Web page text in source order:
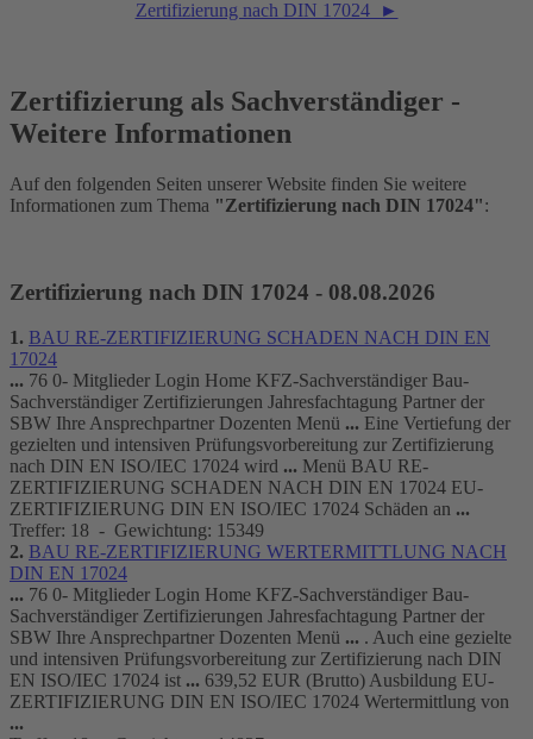
Zertifizierung nach DIN 17024 ►
Zertifizierung als Sachverständiger -
Weitere Informationen
Auf den folgenden Seiten unserer Website finden Sie weitere
Informationen zum Thema "Zertifizierung nach DIN 17024":
Zertifizierung nach DIN 17024 - 08.08.2026
1. BAU RE-ZERTIFIZIERUNG SCHADEN NACH DIN EN
17024
... 76 0- Mitglieder Login Home KFZ-Sachverständiger Bau-
Sachverständiger Zertifizierungen Jahresfachtagung Partner der
SBW Ihre Ansprechpartner Dozenten Menü ... Eine Vertiefung der
gezielten und intensiven Prüfungsvorbereitung zur Zertifizierung
nach DIN EN ISO/IEC 17024 wird ... Menü BAU RE-
ZERTIFIZIERUNG SCHADEN NACH DIN EN 17024 EU-
ZERTIFIZIERUNG DIN EN ISO/IEC 17024 Schäden an ...
Treffer: 18 - Gewichtung: 15349
2. BAU RE-ZERTIFIZIERUNG WERTERMITTLUNG NACH
DIN EN 17024
... 76 0- Mitglieder Login Home KFZ-Sachverständiger Bau-
Sachverständiger Zertifizierungen Jahresfachtagung Partner der
SBW Ihre Ansprechpartner Dozenten Menü ... . Auch eine gezielte
und intensiven Prüfungsvorbereitung zur Zertifizierung nach DIN
EN ISO/IEC 17024 ist ... 639,52 EUR (Brutto) Ausbildung EU-
ZERTIFIZIERUNG DIN EN ISO/IEC 17024 Wertermittlung von
...